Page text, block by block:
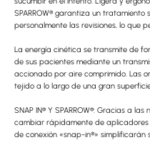
SPARROW® garantiza un
personalmente las revisiones, lo que
La energía cinética se transmite de
de sus pacientes mediante un
accionado por aire comprimido. Las
tejido a lo largo de una gran
SNAP IN® Y SPARROW®: Gracias a
cambiar rápidamente de aplicadores
de conexión «snap-in®» simplificarán